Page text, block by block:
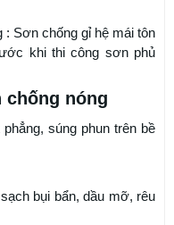
Sơn chống gỉ hệ mái tôn
khi thi công sơn phủ
nóng
súng phun trên bề
bụi bẩn, dầu mỡ, rêu